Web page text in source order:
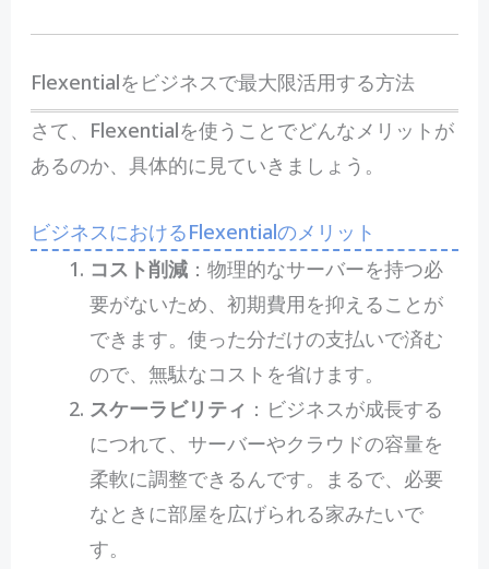
Flexentialをビジネスで最大限活用する方法
さて、Flexentialを使うことでどんなメリットが
あるのか、具体的に見ていきましょう。
ビジネスにおけるFlexentialのメリット
コスト削減：物理的なサーバーを持つ必
要がないため、初期費用を抑えることが
できます。使った分だけの支払いで済む
ので、無駄なコストを省けます。
スケーラビリティ ：ビジネスが成長する
につれて、サーバーやクラウドの容量を
柔軟に調整できるんです。まるで、必要
なときに部屋を広げられる家みたいで
す。